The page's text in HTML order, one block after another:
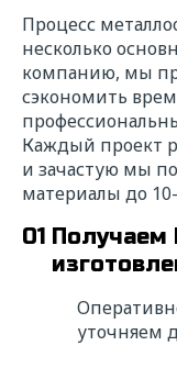
Процесс
несколько
компанию, мы
сэкономить
Каждый проект
и зачастую мы
материалы до
01 Получаем
уточняем
Даю свое
№152-ФЗ "О
условиях и
"
данных"